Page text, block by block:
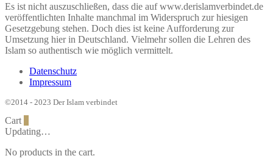
Es ist nicht auszuschließen, dass die auf www.derislamverbindet.de
veröffentlichten Inhalte manchmal im Widerspruch zur hiesigen
Gesetzgebung stehen. Doch dies ist keine Aufforderung zur
Umsetzung hier in Deutschland. Vielmehr sollen die Lehren des
Islam so authentisch wie möglich vermittelt.
Datenschutz
Impressum
©2014 - 2023 Der Islam verbindet
Cart
Updating…
No products in the cart.